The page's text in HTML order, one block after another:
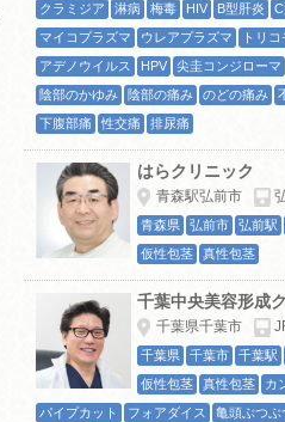
クラミジア
淋病 梅毒 HIV B型肝炎
マイコプラズマ
ウレアプラズマ
トリ
アデノウイルス
HPV 尖圭コンジローマ
陰部のかゆみ
陰部の痛み のどの痛み
下腹部痛
性交痛 排尿痛
はらクリニック
青森駅弘前市
青森県 弘前市 弘前駅
仮性包茎
真性包茎
千葉中央美容形成
千葉県千葉市
千葉県 千葉市 千葉駅
仮性包茎
真性包茎
カ
パイプカット
フォアダイス
亀頭ぶつぶ